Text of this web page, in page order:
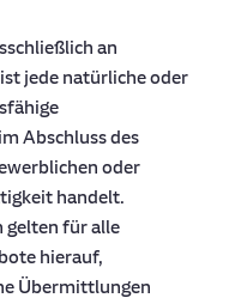
an
jede natürliche oder
Abschluss des
oder
handelt.
gelten für alle
hierauf,
Übermittlungen